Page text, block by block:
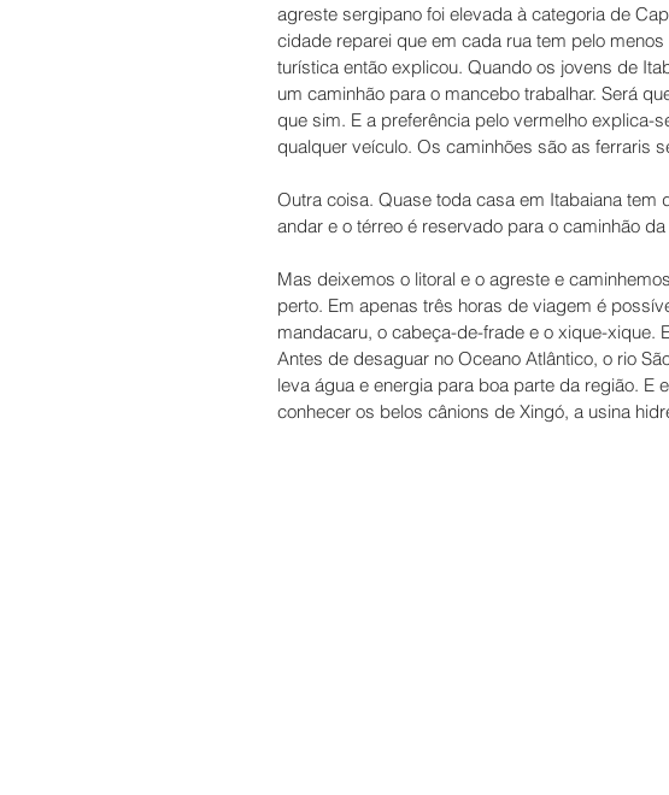
agreste sergipano foi elevada à categoria de
cidade reparei que em cada rua tem pelo
turística então explicou. Quando os jovens de
um caminhão para o mancebo trabalhar. Será
que sim. E a preferência pelo vermelho explica-
qualquer veículo. Os caminhões são as ferraris
Outra coisa. Quase toda casa em Itabaiana
andar e o térreo é reservado para o caminhão
Mas deixemos o litoral e o agreste e
perto. Em apenas três horas de viagem é
mandacaru, o cabeça-de-frade e o xique-xique.
Antes de desaguar no Oceano Atlântico, o rio
leva água e energia para boa parte da região. E
conhecer os belos cânions de Xingó, a usina